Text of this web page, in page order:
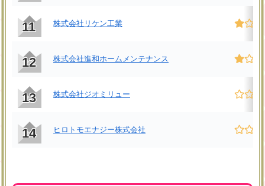
11 株式会社リケン工業
12 株式会社進和ホームメンテナンス
13 株式会社ジオミリュー
14 ヒロトモエナジー株式会社